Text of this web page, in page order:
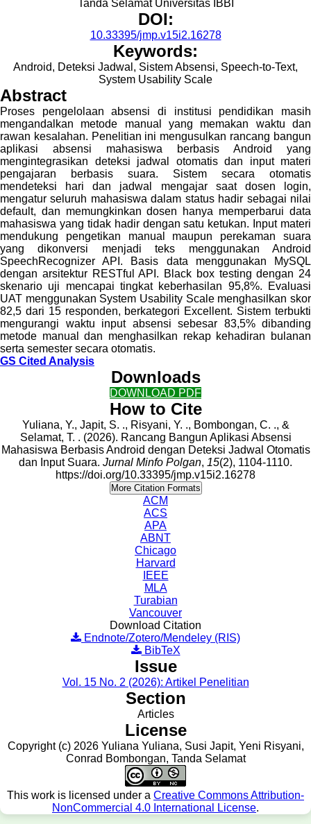
Tanda Selamat Universitas IBBI
DOI:
10.33395/jmp.v15i2.16278
Keywords:
Android, Deteksi Jadwal, Sistem Absensi, Speech-to-Text,
System Usability Scale
Abstract
Proses pengelolaan absensi di institusi pendidikan masih
mengandalkan metode manual yang memakan waktu dan
rawan kesalahan. Penelitian ini mengusulkan rancang bangun
aplikasi absensi mahasiswa berbasis Android yang
mengintegrasikan deteksi jadwal otomatis dan input materi
pengajaran berbasis suara. Sistem secara otomatis
mendeteksi hari dan jadwal mengajar saat dosen login,
mengatur seluruh mahasiswa dalam status hadir sebagai nilai
default, dan memungkinkan dosen hanya memperbarui data
mahasiswa yang tidak hadir dengan satu ketukan. Input materi
mendukung pengetikan manual maupun perekaman suara
yang dikonversi menjadi teks menggunakan Android
SpeechRecognizer API. Basis data menggunakan MySQL
dengan arsitektur RESTful API. Black box testing dengan 24
skenario uji mencapai tingkat keberhasilan 95,8%. Evaluasi
UAT menggunakan System Usability Scale menghasilkan skor
82,5 dari 15 responden, berkategori Excellent. Sistem terbukti
mengurangi waktu input absensi sebesar 83,5% dibanding
metode manual dan menghasilkan rekap kehadiran bulanan
serta semester secara otomatis.
GS Cited Analysis
Downloads
DOWNLOAD PDF
How to Cite
Yuliana, Y., Japit, S. ., Risyani, Y. ., Bombongan, C. ., &
Selamat, T. . (2026). Rancang Bangun Aplikasi Absensi
Mahasiswa Berbasis Android dengan Deteksi Jadwal Otomatis
dan Input Suara. Jurnal Minfo Polgan, 15(2), 1104-1110.
https://doi.org/10.33395/jmp.v15i2.16278
More Citation Formats
ACM
ACS
APA
ABNT
Chicago
Harvard
IEEE
MLA
Turabian
Vancouver
Download Citation
Endnote/Zotero/Mendeley (RIS)
BibTeX
Issue
Vol. 15 No. 2 (2026): Artikel Penelitian
Section
Articles
License
Copyright (c) 2026 Yuliana Yuliana, Susi Japit, Yeni Risyani,
Conrad Bombongan, Tanda Selamat
This work is licensed under a Creative Commons Attribution-
NonCommercial 4.0 International License.